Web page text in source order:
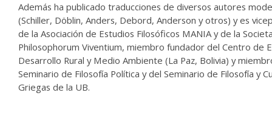
Además ha publicado traducciones de diversos autores
(Schiller, Döblin, Anders, Debord, Anderson y otros) y es
de la Asociación de Estudios Filosóficos MANIA y de la
Philosophorum Viventium, miembro fundador del Centro de
Desarrollo Rural y Medio Ambiente (La Paz, Bolivia) y
Seminario de Filosofía Política y del Seminario de Filosofía y
Griegas de la UB.